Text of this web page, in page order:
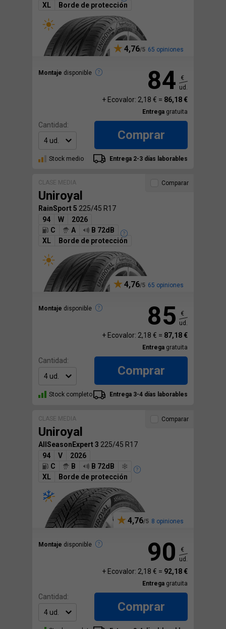
XL
Borde de protección
4,76 65 opiniones
Montaje disponible 84
€
ud.
+ Ecovalor: 2,18 € = 86,18 €
Entrega gratuita
Cantidad:
Comprar
Stock medio Entrega 2-3 días laborables
CLASE MEDIA
Uniroyal
RainSport 5 225/45 R17
94
W
2026
C
A
B 72dB
XL
Borde de protección
4,76 65 opiniones
Montaje disponible
Comparar
85
€
ud.
+ Ecovalor: 2,18 € = 87,18 €
Entrega gratuita
Cantidad:
Comprar
Stock completo Entrega 3-4 días laborables
CLASE MEDIA
Uniroyal
AllSeasonExpert 3 225/45 R17
94
V
2026
C
B
B 72dB
XL
Borde de protección
4,76 8 opiniones
Montaje disponible
Comparar
90
€
ud.
+ Ecovalor: 2,18 € = 92,18 €
Entrega gratuita
Cantidad:
Comprar